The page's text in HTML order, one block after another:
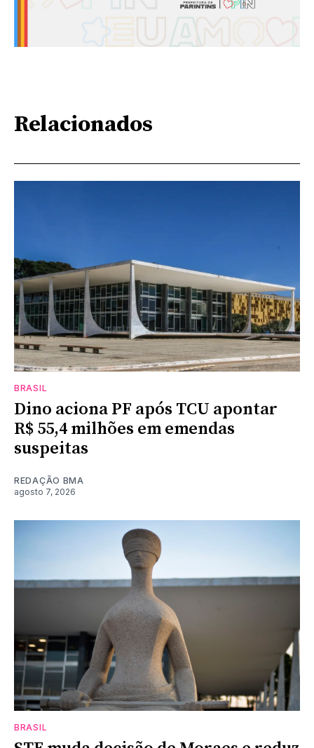
Relacionados
BRASIL
Dino aciona PF após TCU apontar
R$ 55,4 milhões em emendas
suspeitas
REDAÇÃO BMA
agosto 7, 2026
BRASIL